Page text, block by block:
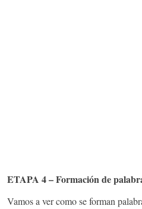
ETAPA 4 – Formación de
Vamos a ver como se forman